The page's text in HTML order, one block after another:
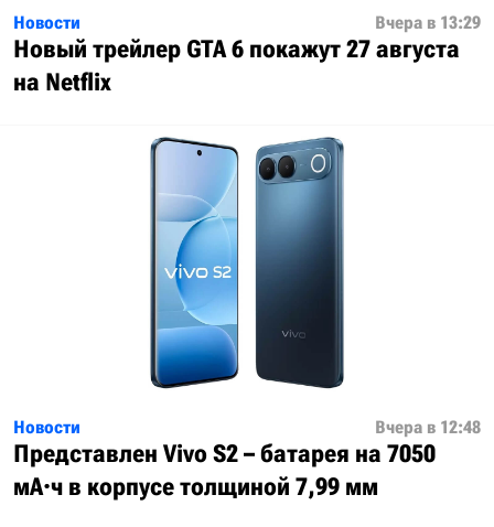
Новости Вчера в 13:29
Новый трейлер GTA 6 покажут 27 августа
на Netflix
Новости Вчера в 12:48
Представлен Vivo S2 – батарея на 7050
мА·ч в корпусе толщиной 7,99 мм